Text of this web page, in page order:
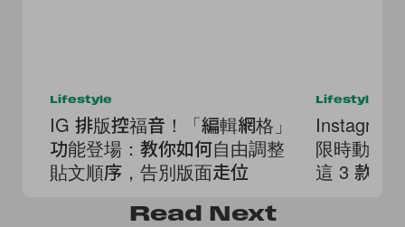
Lifestyle
IG 排版控福音！「編輯網格」
功能登場：教你如何自由調整
貼文順序，告別版面走位
Lifestyle
Instagram
限時動態
這 3 款復
Read Next